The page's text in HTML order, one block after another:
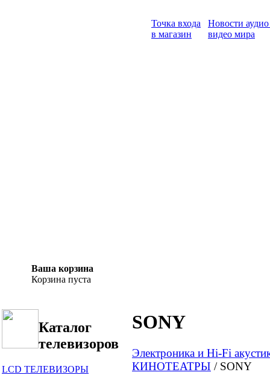
Точка входа
в магазин
Новости
видео мира
Ваша корзина
Корзина пуста
Каталог
телевизоров
LCD ТЕЛЕВИЗОРЫ
SONY
Электроника и Hi-Fi
КИНОТЕАТРЫ / SONY